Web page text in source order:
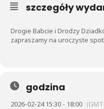
szczegóły
Drogie Babcie i Drodzy
zapraszamy na uroczyste
godzina
2026-02-24 15:30 - 18:00